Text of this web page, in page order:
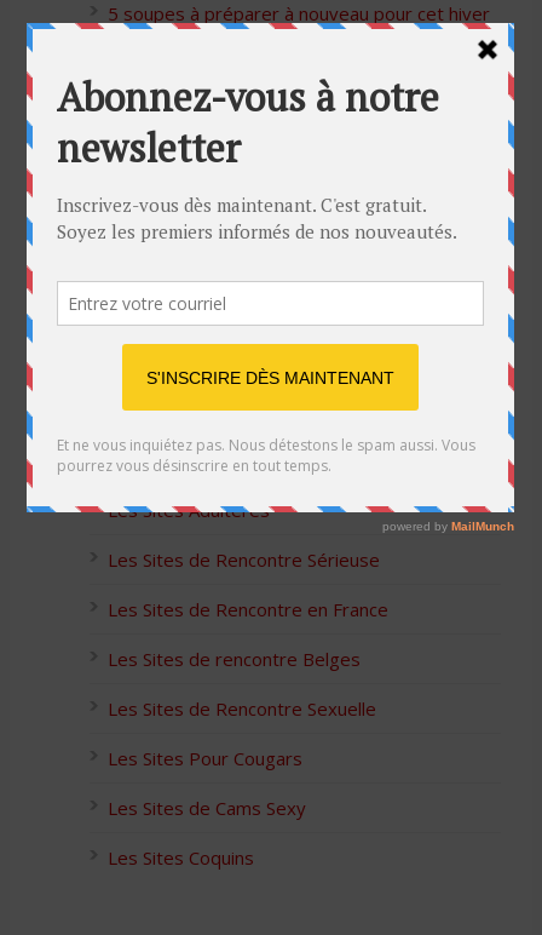
5 soupes à préparer à nouveau pour cet hiver
5 idées cadeaux Moulinex pour votre mère
pour l’Action de Grâce
Blague de café: Une femme infidèle trompe
son mari
Listes des Sites de Rencontre
Les Sites Libertins
Les Apps pour les Couples Échangistes
Les Sites Adultères
Les Sites de Rencontre Sérieuse
Les Sites de Rencontre en France
Les Sites de rencontre Belges
Les Sites de Rencontre Sexuelle
Les Sites Pour Cougars
Les Sites de Cams Sexy
Les Sites Coquins